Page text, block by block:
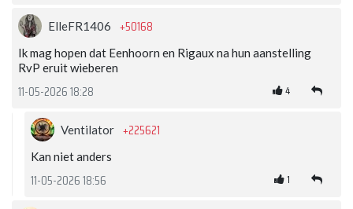
ElleFR1406 +50168
Ik mag hopen dat Eenhoorn en Rigaux na hun aanstelling
RvP eruit wieberen
11-05-2026 18:28 4
Ventilator +225621
Kan niet anders
11-05-2026 18:56 1